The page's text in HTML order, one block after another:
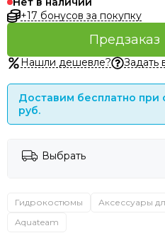
+17 бонусов за покупку
Предзаказ
Нашли дешевле? Задать
Доставим бесплатно при
руб.
Выбрать
Гидрокостюмы
Аксессуары
Aquateam